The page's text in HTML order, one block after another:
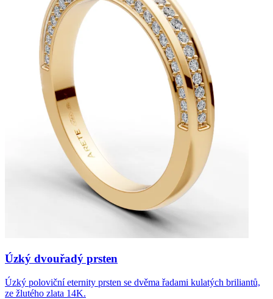
Úzký dvouřadý prsten
Úzký poloviční eternity prsten se dvěma řadami kulatých briliantů,
ze žlutého zlata 14K.